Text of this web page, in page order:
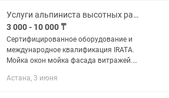
Услуги альпиниста высотных работ
3 000 - 10 000 ₸
Сертифицированное оборудование и
международное квалификация IRATA.
Мойка окон мойка фасада витражей.
Установка кондиционеров
Астана, 3 июня